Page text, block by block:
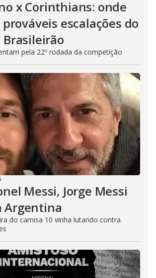
x Corinthians: onde
escalações do
Brasileirão
pela 22º rodada da competição
Messi, Jorge Messi
Argentina
do camisa 10 vinha lutando contra